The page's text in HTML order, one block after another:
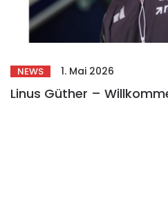
NEWS 1. Mai 2026
Linus Güther –